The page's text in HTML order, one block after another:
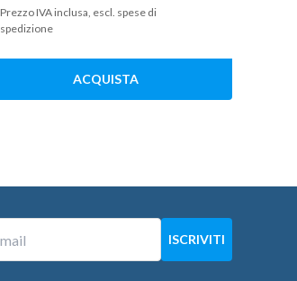
Prezzo IVA inclusa, escl. spese di
spedizione
ACQUISTA